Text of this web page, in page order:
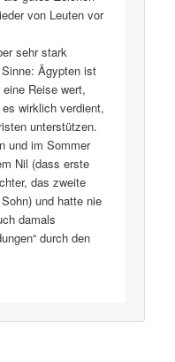
von Leuten vor
sehr stark
Ägypten ist
Reise wert,
wirklich verdient,
unterstützen.
und im Sommer
Nil (dass erste
das zweite
und hatte nie
damals
durch den